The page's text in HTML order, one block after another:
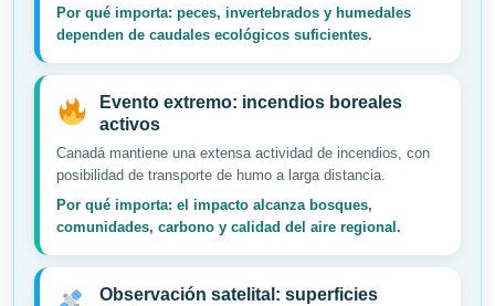
Por qué importa: peces, invertebrados y humedales
dependen de caudales ecológicos suficientes.
Evento extremo: incendios boreales
activos
Canadá mantiene una extensa actividad de incendios, con
posibilidad de transporte de humo a larga distancia.
Por qué importa: el impacto alcanza bosques,
comunidades, carbono y calidad del aire regional.
Observación satelital: superficies